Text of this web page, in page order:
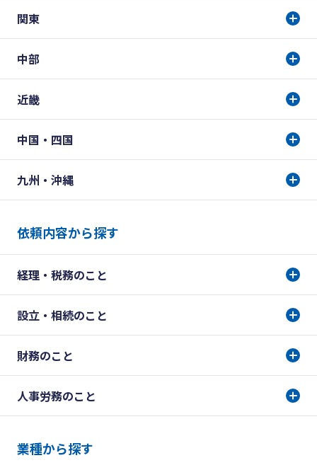
関東
中部
近畿
中国・四国
九州・沖縄
依頼内容から探す
経理・税務のこと
設立・相続のこと
財務のこと
人事労務のこと
業種から探す